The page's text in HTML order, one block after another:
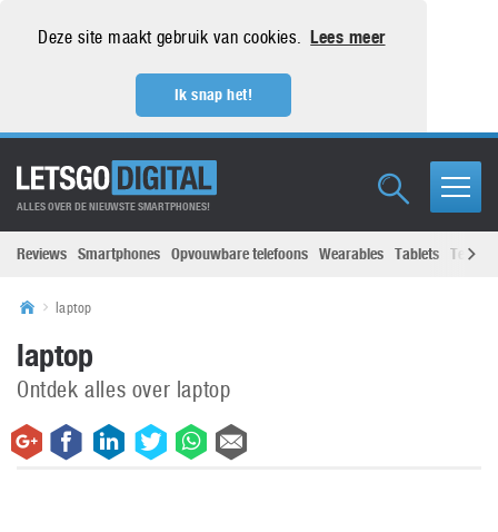
Deze site maakt gebruik van cookies. Lees meer
Ik snap het!
ALLES OVER DE NIEUWSTE SMARTPHONES!
Reviews Smartphones Opvouwbare telefoons Wearables Tablets
laptop
laptop
Ontdek alles over laptop